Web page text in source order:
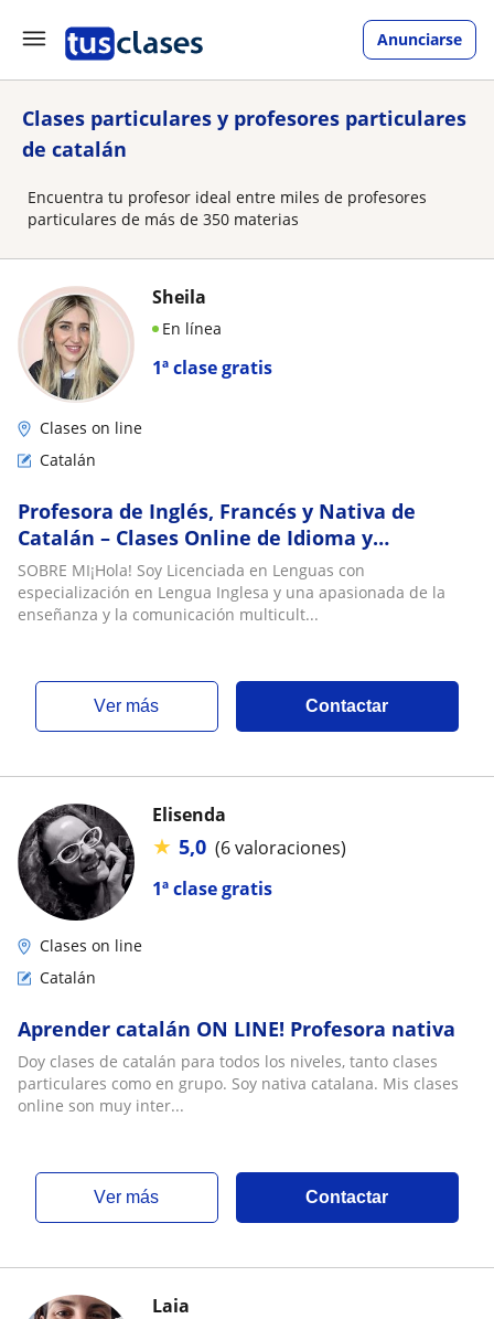
Anunciarse
Clases particulares y profesores particulares
de catalán
Encuentra tu profesor ideal entre miles de profesores
particulares de más de 350 materias
1ª clase gratis
Sheila
En línea
Clases on line
Catalán
Profesora de Inglés, Francés y Nativa de
Catalán – Clases Online de Idioma y
Conversación: Aprende Idiomas de Verdad
SOBRE MI¡Hola! Soy Licenciada en Lenguas con
especialización en Lengua Inglesa y una apasionada de la
enseñanza y la comunicación multicult...
ver más Contactar
1ª clase gratis
Elisenda
★ 5,0 (6 valoraciones)
Clases on line
Catalán
Aprender catalán ON LINE! Profesora nativa
Doy clases de catalán para todos los niveles, tanto clases
particulares como en grupo. Soy nativa catalana. Mis clases
online son muy inter...
ver más Contactar
Laia